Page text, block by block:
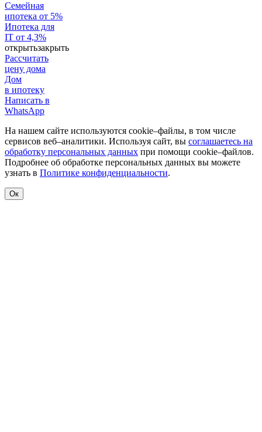
Семейная
ипотека от 5%
Ипотека для
IT от 4,3%
открытьзакрыть
Рассчитать
цену дома
Дом
в ипотеку
Написать в
WhatsApp
На нашем сайте используются cookie–файлы, в том числе
сервисов веб–аналитики. Используя сайт, вы соглашаетесь на
обработку персональных данных при помощи cookie–файлов.
Подробнее об обработке персональных данных вы можете
узнать в Политике конфиденциальности.
Ок